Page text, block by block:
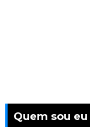
Quem sou eu